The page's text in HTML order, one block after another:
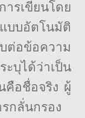
รเขียนโดย
บอัตโนมัติ
ต่อข้อความ
บุได้ว่าเป็น
คือชื่อจริง ผู้
กลั่นกรอง